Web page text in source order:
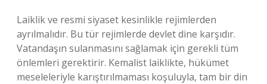
Laiklik ve resmi siyaset kesinlikle rejimlerden
ayrılmalıdır. Bu tür rejimlerde devlet dine karşıdır.
Vatandaşın sulanmasını sağlamak için gerekli tüm
önlemleri gerektirir. Kemalist laiklikte, hükümet
meseleleriyle karıştırılmaması koşuluyla, tam bir din